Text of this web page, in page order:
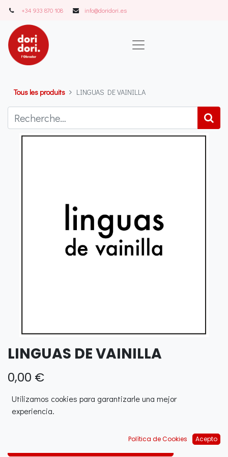
+34 933 870 108 info@doridori..es
Tous les produits LINGUAS DE VAINILLA
LINGUAS DE VAINILLA
0,00 €
AJOUTER AU PANIER
Utilizamos cookies para garantizarle una mejor
experiencia.
Política de Cookies Acepto